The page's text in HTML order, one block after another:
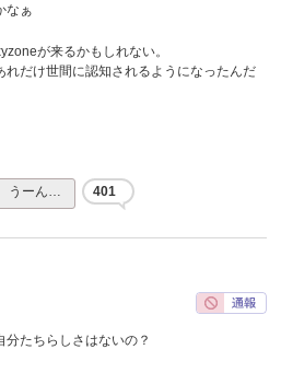
なぁ
が来るかもしれない。
れだけ世間に認知されるようになったんだ
うーん… 401
たちらしさはないの？